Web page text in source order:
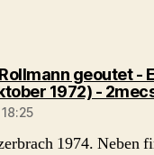
geoutet -
1972) -
1974. Neben